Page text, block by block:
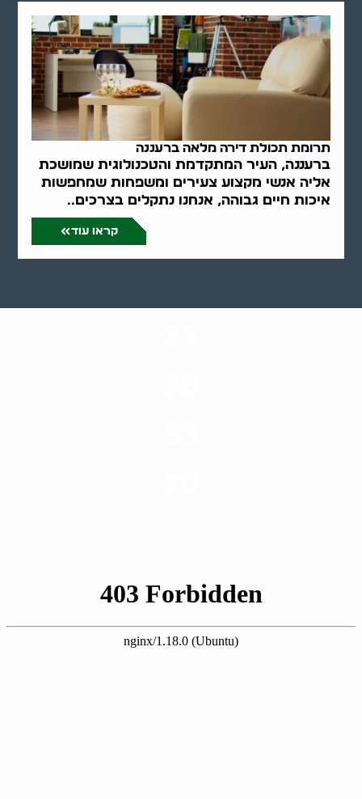
תרומת תכולת דירה מלאה ברעננה
ברעננה, העיר המתקדמת והטכנולוגית שמושכת
אליה אנשי מקצוע צעירים ומשפחות שמחפשות
איכות חיים גבוהה, אנחנו נתקלים בצרכים..
קראו עוד